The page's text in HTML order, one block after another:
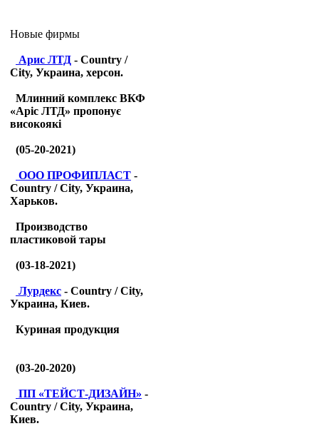
Новые фирмы
Арис ЛТД - Country /
City, Украина, херсон.
Млинний комплекс ВКФ
«Аріс ЛТД» пропонує
високоякі
(05-20-2021)
ООО ПРОФИПЛАСТ -
Country / City, Украина,
Харьков.
Производство
пластиковой тары
(03-18-2021)
Лурдекс - Country / City,
Украина, Киев.
Куриная продукция
(03-20-2020)
ПП «ТЕЙСТ-ДИЗАЙН» -
Country / City, Украина,
Киев.